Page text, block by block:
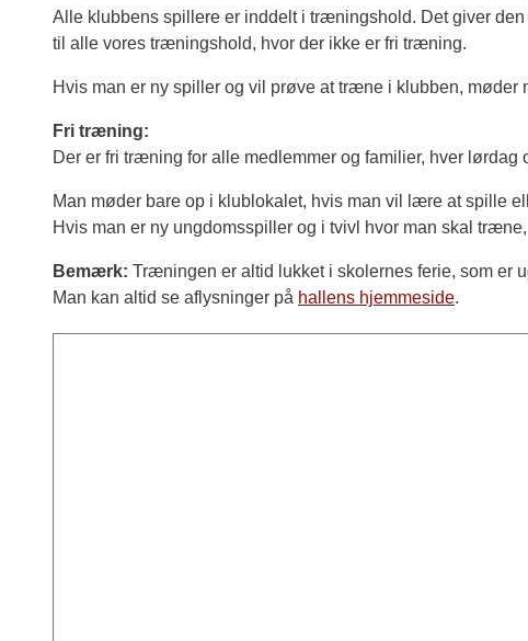
Alle klubbens spillere er inddelt i træningshold. Det giver
til alle vores træningshold, hvor der ikke er fri træning.
Hvis man er ny spiller og vil prøve at træne i klubben,
Fri træning:
Der er fri træning for alle medlemmer og familier, hver lørdag
Man møder bare op i klublokalet, hvis man vil lære at spille
Hvis man er ny ungdomsspiller og i tvivl hvor man skal
Bemærk: Træningen er altid lukket i skolernes ferie, som er
Man kan altid se aflysninger på hallens hjemmeside.